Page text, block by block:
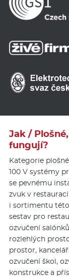
Jak /
fungují?
Kategorie
100 V systémy
se pevnému
zvuk v
i sortimentu
sestav pro
ozvučení
rozlehlých
prostor,
ozvučení škol,
konstrukce a